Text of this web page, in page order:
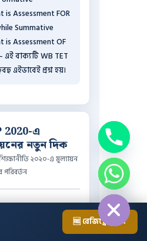
🆓 রেজিস্ট্রেশন →
is Assessment FOR
Summative
is Assessment OF
বাক্যটি WB TET
এইভাবেই প্রশ্ন হয়।
2020-এ
নতুন দিক
২০২০-এ মূল্যায়ন
পরিবর্তন
ক্ষেত্রে
Hide
chaty